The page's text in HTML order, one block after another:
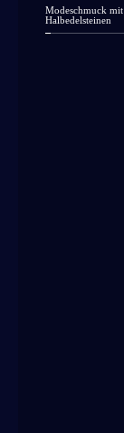
Modeschmuck mit
Halbedelsteinen